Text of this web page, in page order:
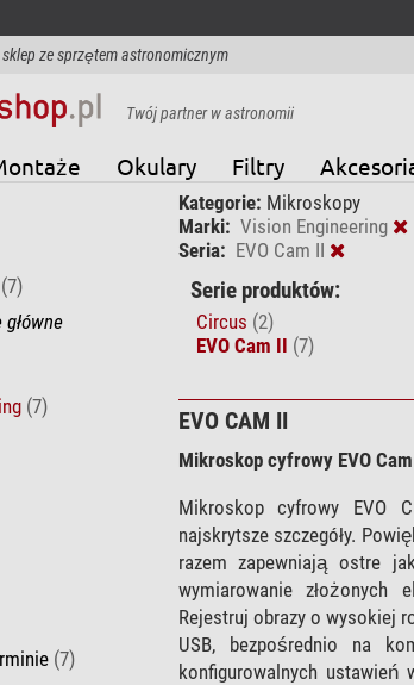
ze sprzętem astronomicznym
Twój partner w astronomii
Okulary Filtry
(7)
(7)
(7)
Kategorie: Mikroskopy
Marki: Vision Engineering
Seria: EVO Cam II
Serie produktów:
Circus (2)
EVO Cam II (7)
EVO CAM II
Mikroskop cyfrowy EVO
Mikroskop cyfrowy EVO
najskrytsze szczegóły.
razem zapewniają ostre
wymiarowanie złożonych
Rejestruj obrazy o wysokiej
USB, bezpośrednio na
konfigurowalnych